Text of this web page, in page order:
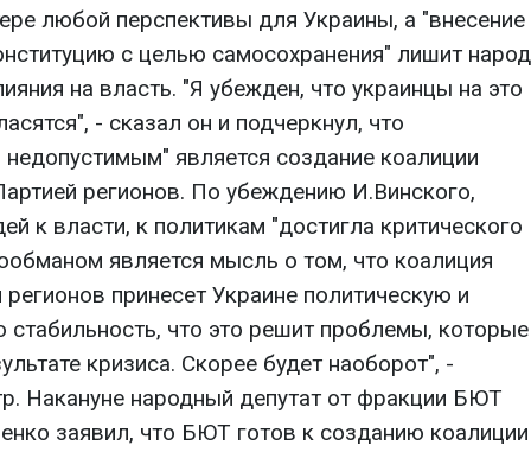
любой перспективы для Украины, а "внесение
с целью самосохранения" лишит народ
на власть. "Я убежден, что украинцы на это
- сказал он и подчеркнул, что
недопустимым" является создание коалиции
регионов. По убеждению И.Винского,
к власти, к политикам "достигла критического
является мысль о том, что коалиция
принесет Украине политическую и
стабильность, что это решит проблемы, которые
кризиса. Скорее будет наоборот", -
Накануне народный депутат от фракции БЮТ
заявил, что БЮТ готов к созданию коалиции